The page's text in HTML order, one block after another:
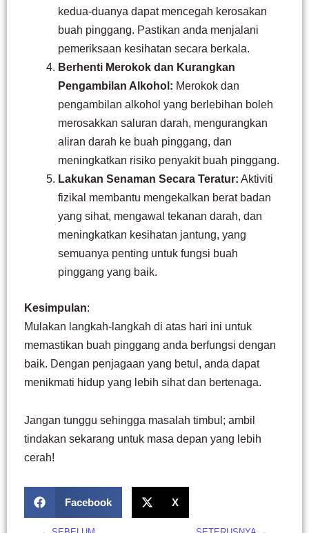
kedua-duanya dapat mencegah kerosakan
buah pinggang. Pastikan anda menjalani
pemeriksaan kesihatan secara berkala.
Berhenti Merokok dan Kurangkan
Pengambilan Alkohol: Merokok dan
pengambilan alkohol yang berlebihan boleh
merosakkan saluran darah, mengurangkan
aliran darah ke buah pinggang, dan
meningkatkan risiko penyakit buah pinggang.
Lakukan Senaman Secara Teratur: Aktiviti
fizikal membantu mengekalkan berat badan
yang sihat, mengawal tekanan darah, dan
meningkatkan kesihatan jantung, yang
semuanya penting untuk fungsi buah
pinggang yang baik.
Kesimpulan:
Mulakan langkah-langkah di atas hari ini untuk
memastikan buah pinggang anda berfungsi dengan
baik. Dengan penjagaan yang betul, anda dapat
menikmati hidup yang lebih sihat dan bertenaga.
Jangan tunggu sehingga masalah timbul; ambil
tindakan sekarang untuk masa depan yang lebih
cerah!
Facebook X